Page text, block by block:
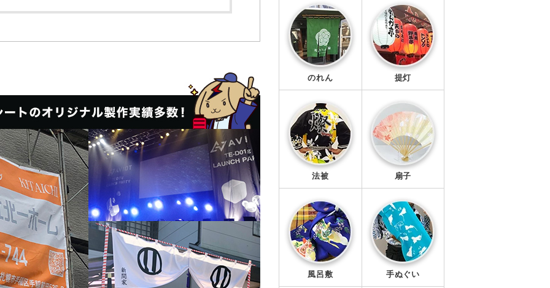
のれん 提灯
法被 扇子
風呂敷 手ぬぐい